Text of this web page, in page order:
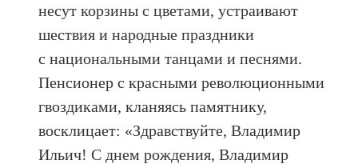
несут корзины с цветами, устраивают
шествия и народные праздники
с национальными танцами и песнями.
Пенсионер с красными революционными
гвоздиками, кланяясь памятнику,
восклицает: «Здравствуйте, Владимир
Ильич! С днем рождения, Владимир